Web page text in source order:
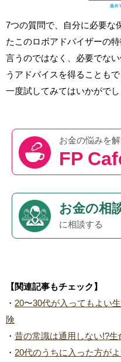
7つの質問で、自分に必要な
たこのロボアドバイザーの
言うのではなく、必要でな
うアドバイスを得ることもで
一度試してみてはいかがでし
お金の悩みを
FP
お金の相
に相談する
【関連記事もチェック】
・ 20〜30代が入ってもよい
険
・ 昔の常識は通用しない!?
・ 20代のうちに入った方が